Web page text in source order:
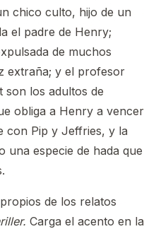
chico culto, hijo de un
el padre de Henry;
de muchos
extraña; y el profesor
son los adultos de
obliga a Henry a vencer
con Pip y Jeffries, y la
una especie de hada que
de los relatos
Carga el acento en la